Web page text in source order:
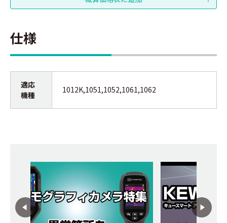
仕様
適応
機種
1012K,1051,1052,1061,1062